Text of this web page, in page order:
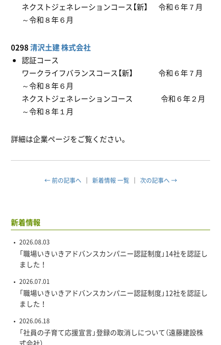
ネクストジェネレーションコース【新】 令和６年７月
～令和８年６月
0298清沢土建 株式会社
認証コース
ワークライフバランスコース【新】 令和６年７月
～令和８年６月
ネクストジェネレーションコース 令和６年２月
～令和８年１月
詳細は企業ページをご覧ください。
← 前の記事へ 新着情報 一覧 次の記事へ →
新着情報
2026.08.03
「職場いきいきアドバンスカンパニー認証制度」14社を認証し
ました！
2026.07.01
「職場いきいきアドバンスカンパニー認証制度」12社を認証し
ました！
2026.06.18
「社員の子育て応援宣言」登録の取消しについて（遠藤建設株
式会社）